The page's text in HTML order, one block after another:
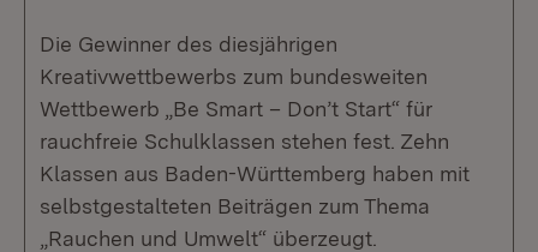
Die Gewinner des diesjährigen
Kreativwettbewerbs zum bundesweiten
Wettbewerb „Be Smart – Don’t Start“ für
rauchfreie Schulklassen stehen fest. Zehn
Klassen aus Baden-Württemberg haben mit
selbstgestalteten Beiträgen zum Thema
„Rauchen und Umwelt“ überzeugt.